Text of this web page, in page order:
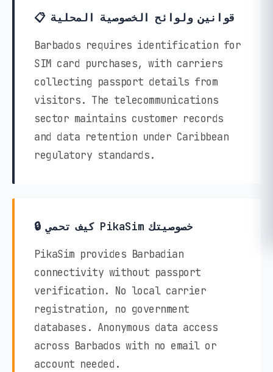
📋 قوانين ولوائح الخصوصية المحلية
Barbados requires identification for
SIM card purchases, with carriers
collecting passport details from
visitors. The telecommunications
sector maintains customer records
and data retention under Caribbean
regulatory standards.
🔒 كيف تحمي PikaSim خصوصيتك
PikaSim provides Barbadian
connectivity without passport
verification. No local carrier
registration, no government
databases. Anonymous data access
across Barbados with no email or
account needed.